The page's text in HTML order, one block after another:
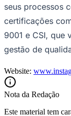
seus processos
certificações
9001 e CSI, que
gestão de
Website:
Nota da Redação
Este material tem